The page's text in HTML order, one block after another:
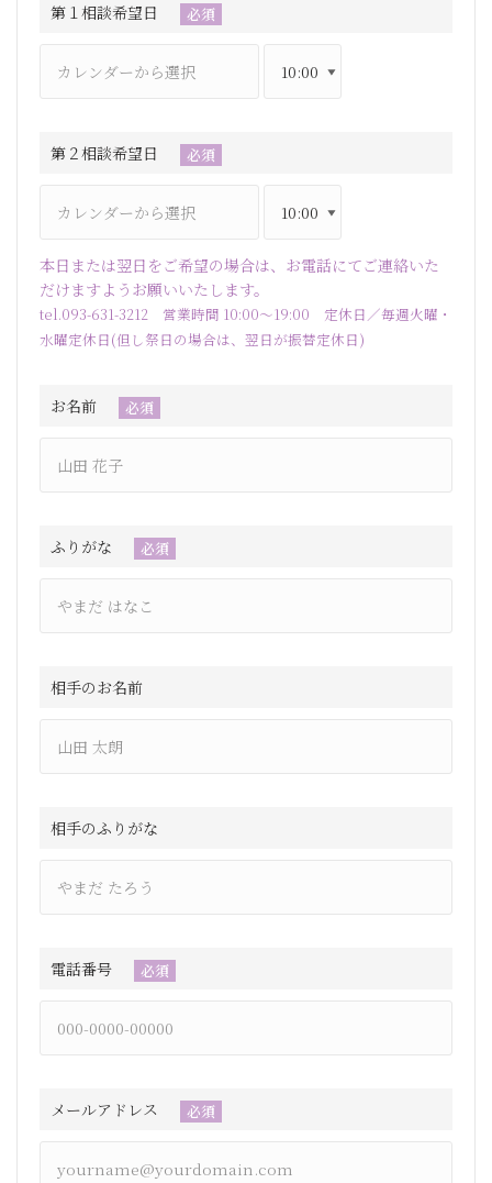
第１相談希望日 必須
第２相談希望日 必須
本日または翌日をご希望の場合は、お電話にてご連絡いた
だけますようお願いいたします。
tel.093-631-3212 営業時間 10:00～19:00 定休日／毎週火曜・
水曜定休日(但し祭日の場合は、翌日が振替定休日)
お名前 必須
ふりがな 必須
相手のお名前
相手のふりがな
電話番号 必須
メールアドレス 必須